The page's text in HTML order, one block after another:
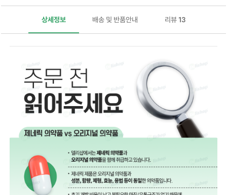
상세정보 배송 및 반품안내 리뷰13